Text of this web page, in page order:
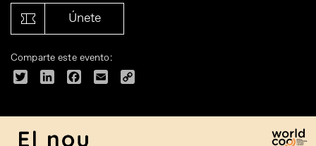
Únete
Comparte este evento:
Twitter LinkedInFacebook
Email